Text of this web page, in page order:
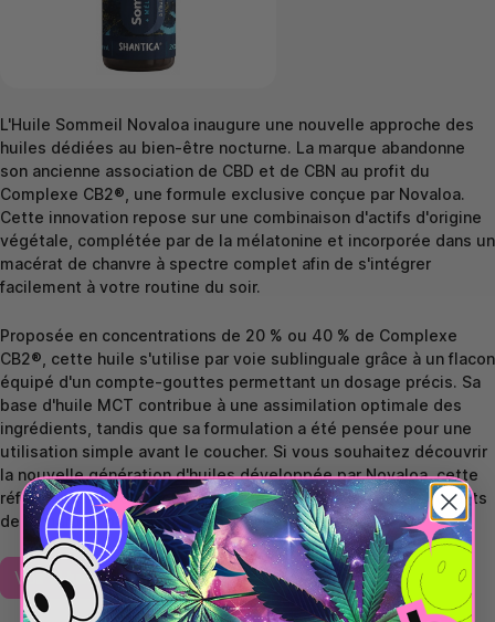
L'Huile Sommeil Novaloa inaugure une nouvelle approche des
huiles dédiées au bien-être nocturne. La marque abandonne
son ancienne association de CBD et de CBN au profit du
Complexe CB2®, une formule exclusive conçue par Novaloa.
Cette innovation repose sur une combinaison d'actifs d'origine
végétale, complétée par de la mélatonine et incorporée dans un
macérat de chanvre à spectre complet afin de s'intégrer
facilement à votre routine du soir.
Proposée en concentrations de 20 % ou 40 % de Complexe
CB2®, cette huile s'utilise par voie sublinguale grâce à un flacon
équipé d'un compte-gouttes permettant un dosage précis. Sa
base d'huile MCT contribue à une assimilation optimale des
ingrédients, tandis que sa formulation a été pensée pour une
utilisation simple avant le coucher. Si vous souhaitez découvrir
la nouvelle génération d'huiles développée par Novaloa, cette
référence s'impose comme l'un des produits les plus innovants
de la marque pour accompagner vos soirées.
Voir l'Huile Sommeil Novaloa